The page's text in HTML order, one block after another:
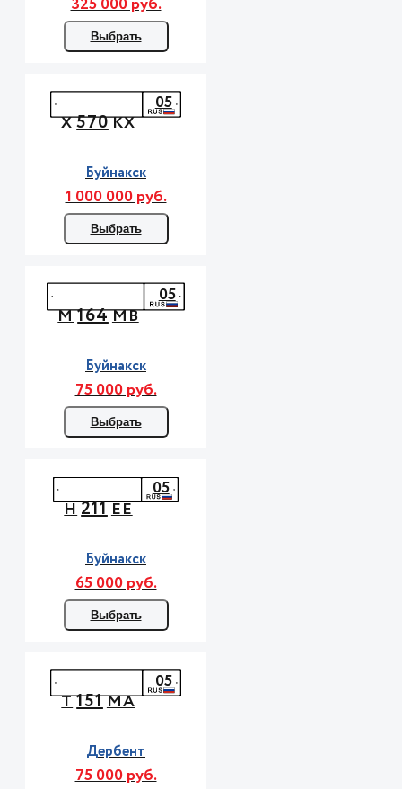
Выбрать
Х570КХ
05
Буйнакск
1 000 000 руб.
Выбрать
М164МВ
05
Буйнакск
75 000 руб.
Выбрать
Н211ЕЕ
05
Буйнакск
65 000 руб.
Выбрать
Т151МА
05
Дербент
75 000 руб.